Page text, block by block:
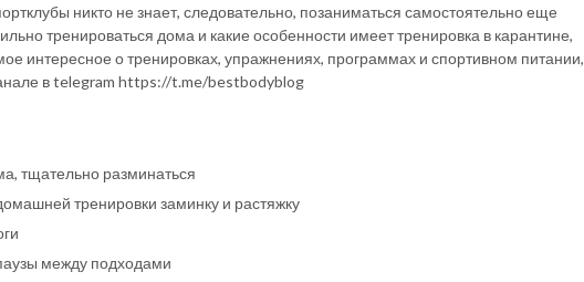
никто не знает, следовательно, позаниматься самостоятельно еще
тренироваться дома и какие особенности имеет тренировка в карантине,
интересное о тренировках, упражнениях, программах и спортивном питании,
в telegram https://t.me/bestbodyblog
тщательно разминаться
тренировки заминку и растяжку
между подходами